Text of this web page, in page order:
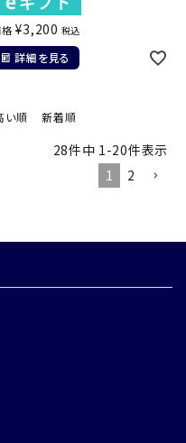
¥3,200 税込
詳細を見る
い順 新着順
28件中 1-20件表示
1
2